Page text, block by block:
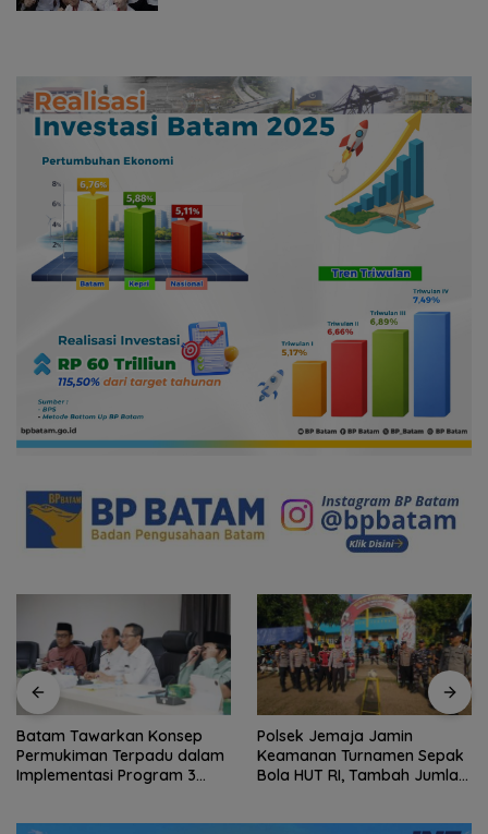
Batam Tawarkan Konsep
Permukiman Terpadu dalam
Implementasi Program 3
Polsek Jemaja Jamin
Keamanan Turnamen Sepak
Bola HUT RI, Tambah Jumlah